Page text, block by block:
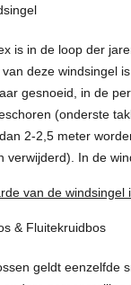
is in de loop der
deze windsingel
gesnoeid, in de
(onderste
2-2,5 meter
verwijderd). In de
van de windsingel
& Fluitekruidbos
geldt eenzelfde